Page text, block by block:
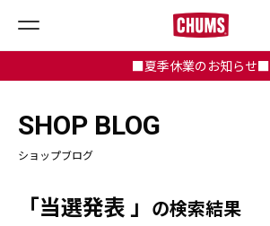
■夏季休業のお知らせ■
SHOP BLOG
ショップブログ
「当選発表 」 の検索結果